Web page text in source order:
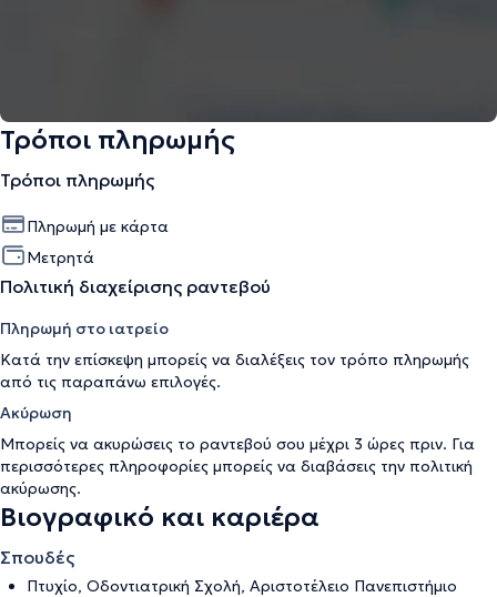
Τρόποι πληρωμής
Τρόποι πληρωμής
Πληρωμή με κάρτα
Μετρητά
Πολιτική διαχείρισης ραντεβού
Πληρωμή στο ιατρείο
Κατά την επίσκεψη μπορείς να διαλέξεις τον τρόπο πληρωμής
από τις παραπάνω επιλογές.
Ακύρωση
Μπορείς να ακυρώσεις το ραντεβού σου μέχρι 3 ώρες πριν. Για
περισσότερες πληροφορίες μπορείς να διαβάσεις την πολιτική
ακύρωσης.
Βιογραφικό και καριέρα
Σπουδές
Πτυχίο, Οδοντιατρική Σχολή, Αριστοτέλειο Πανεπιστήμιο